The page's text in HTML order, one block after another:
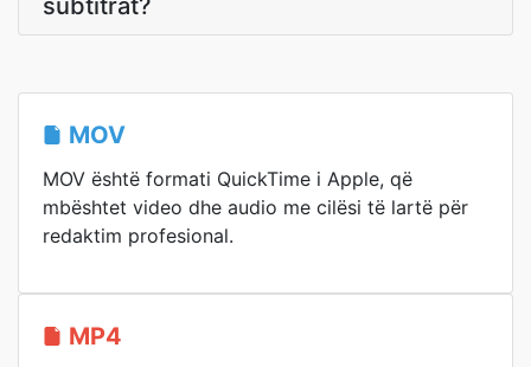
subtitrat?
MOV
MOV është formati QuickTime i Apple, që
mbështet video dhe audio me cilësi të lartë për
redaktim profesional.
MP4